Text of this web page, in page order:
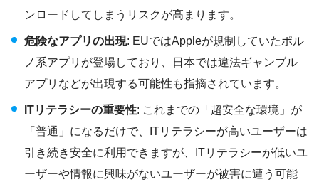
ンロードしてしまうリスクが高まります。
危険なアプリの出現: EUではAppleが規制していたポル
ノ系アプリが登場しており、日本では違法ギャンブル
アプリなどが出現する可能性も指摘されています。
ITリテラシーの重要性: これまでの「超安全な環境」が
「普通」になるだけで、ITリテラシーが高いユーザーは
引き続き安全に利用できますが、ITリテラシーが低いユ
ーザーや情報に興味がないユーザーが被害に遭う可能